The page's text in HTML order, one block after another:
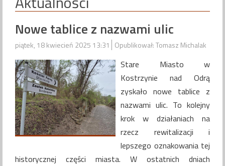
Nowe tablice z nazwami ulic
piątek, 18 kwiecień 2025 13:31 Opublikował: Tomasz Michalak
Stare Miasto w
Kostrzynie nad Odrą
zyskało nowe tablice z
nazwami ulic. To kolejny
krok w działaniach na
rzecz rewitalizacji i
lepszego oznakowania tej
historycznej części miasta. W ostatnich dniach